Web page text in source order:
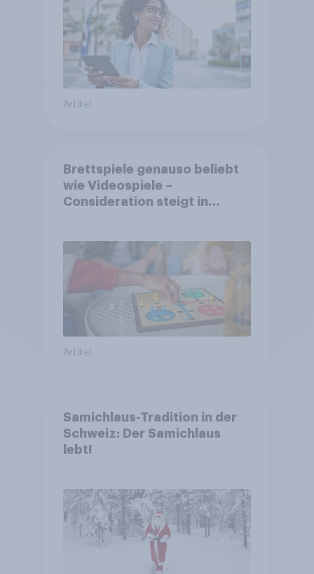
Artikel
Brettspiele genauso beliebt
wie Videospiele –
Consideration steigt in
Artikel
Samichlaus-Tradition in der
Schweiz: Der Samichlaus
lebt!